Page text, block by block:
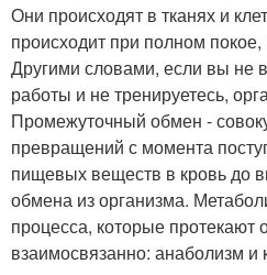
Они происходят в тканях и
происходит при полном
Другими словами, если вы не
работы и не тренируетесь,
Промежуточный обмен -
превращений с момента
пищевых веществ в кровь до
обмена из организма.
процесса, которые протекают
взаимосвязанно: анаболизм и